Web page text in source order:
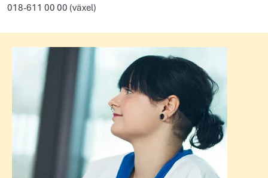
018-611 00 00 (växel)